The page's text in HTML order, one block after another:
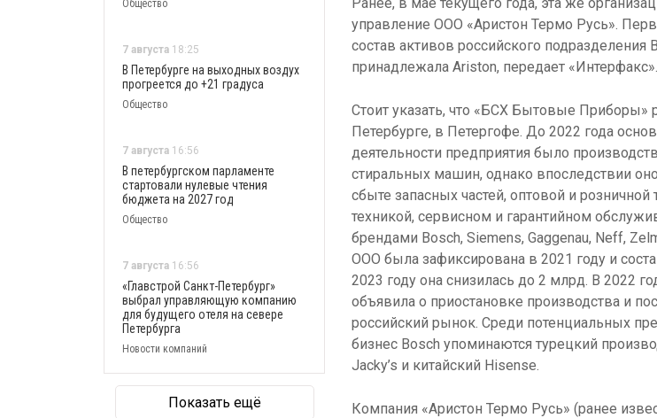
управление ООО «Аристон Термо Русь».
состав активов российского подразделения
принадлежала Ariston, передает «Интерфакс».
Стоит указать, что «БСХ Бытовые Приборы»
Петербурге, в Петергофе. До 2022 года
деятельности предприятия было
стиральных машин, однако впоследствии
сбыте запасных частей, оптовой и
техникой, сервисном и гарантийном
брендами Bosch, Siemens, Gaggenau, Neff,
ООО была зафиксирована в 2021 году и
2023 году она снизилась до 2 млрд. В 2022
объявила о приостановке производства и
российский рынок. Среди потенциальных
бизнес Bosch упоминаются турецкий
Jacky’s и китайский Hisense.
Компания «Аристон Термо Русь» (ранее
Общество
7 августа 18:25
В Петербурге на выходных воздух
прогреется до +21 градуса
Общество
7 августа 16:56
В петербургском парламенте
стартовали нулевые чтения
бюджета на 2027 год
Общество
7 августа 16:56
«Главстрой Санкт-Петербург»
выбрал управляющую компанию
для будущего отеля на севере
Петербурга
Новости компаний
Показать ещё